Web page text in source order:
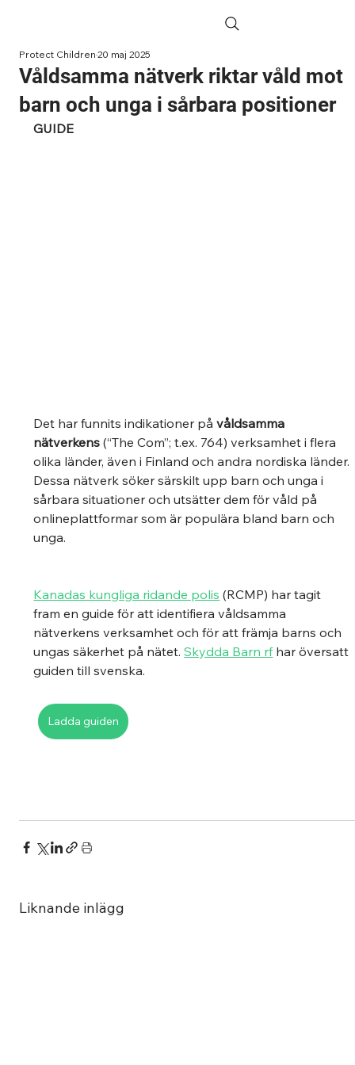
Våldsamma nätverk riktar våld mot
barn och unga i sårbara positioner
Protect Children20 maj 2025
GUIDE
Det har funnits indikationer på våldsamma
nätverkens (“The Com”; t.ex. 764) verksamhet i flera
olika länder, även i Finland och andra nordiska länder.
Dessa nätverk söker särskilt upp barn och unga i
sårbara situationer och utsätter dem för våld på
onlineplattformar som är populära bland barn och
unga.
Kanadas kungliga ridande polis (RCMP) har tagit
fram en guide för att identifiera våldsamma
nätverkens verksamhet och för att främja barns och
ungas säkerhet på nätet. Skydda Barn rf har översatt
guiden till svenska.
Ladda guiden
Liknande inlägg